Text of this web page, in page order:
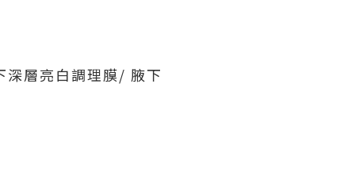
層亮白調理膜/ 腋下